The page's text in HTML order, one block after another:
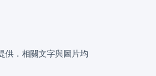
供．相關文字與圖片均